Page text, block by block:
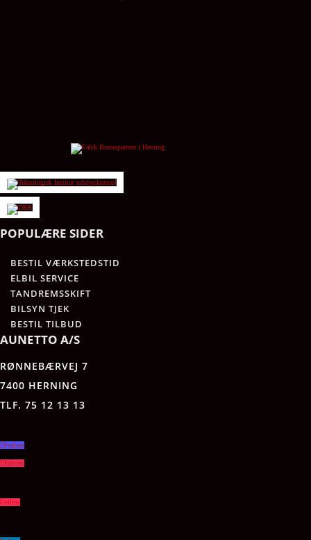
POPULÆRE SIDER
BESTIL VÆRKSTEDSTID
ELBIL SERVICE
TANDREMSSKIFT
BILSYN TJEK
BESTIL TILBUD
AUNETTO A/S
RØNNEBÆRVEJ 7
7400 HERNING
TLF. 75 12 13 13
Follow
Follow
Follow